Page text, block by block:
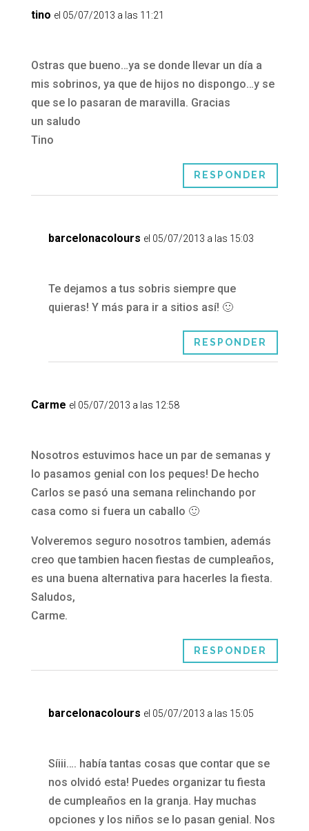
tino el 05/07/2013 a las 11:21
Ostras que bueno…ya se donde llevar un día a
mis sobrinos, ya que de hijos no dispongo…y se
que se lo pasaran de maravilla. Gracias
un saludo
Tino
RESPONDER
barcelonacolours el 05/07/2013 a las 15:03
Te dejamos a tus sobris siempre que
quieras! Y más para ir a sitios así! 🙂
RESPONDER
Carme el 05/07/2013 a las 12:58
Nosotros estuvimos hace un par de semanas y
lo pasamos genial con los peques! De hecho
Carlos se pasó una semana relinchando por
casa como si fuera un caballo 🙂
Volveremos seguro nosotros tambien, además
creo que tambien hacen fiestas de cumpleaños,
es una buena alternativa para hacerles la fiesta.
Saludos,
Carme.
RESPONDER
barcelonacolours el 05/07/2013 a las 15:05
Síiii…. había tantas cosas que contar que se
nos olvidó esta! Puedes organizar tu fiesta
de cumpleaños en la granja. Hay muchas
opciones y los niños se lo pasan genial. Nos